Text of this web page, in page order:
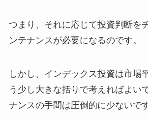
つまり、それに応じて投資判断を
ンテナンスが必要になるのです。
しかし、インデックス投資は市場
う少し大きな括りで考えればよい
ナンスの手間は圧倒的に少ないです